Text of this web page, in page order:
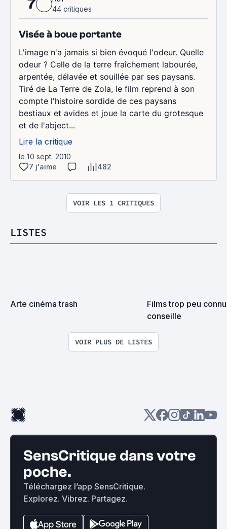
7
44 critiques
Visée à boue portante
L'image n'a jamais si bien évoqué l'odeur. Quelle
odeur ? Celle de la terre fraîchement labourée,
arpentée, délavée et souillée par ses paysans.
Tiré de La Terre de Zola, le film reprend à son
compte l'histoire sordide de ces paysans
bestiaux et avides et joue la carte du grotesque
et de l'abject...
Lire la critique
le 10 sept. 2010
7 j'aime
482
VOIR LES 1 CRITIQUES
LISTES
Arte cinéma trash
Films trop peu
conseille
VOIR PLUS DE LISTES
SensCritique dans votre
poche.
Téléchargez l’app SensCritique.
Explorez. Vibrez. Partagez.